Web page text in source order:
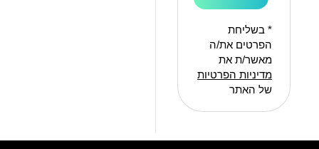
* בשליחת
הפרטים את/ה
מאשר/ת את
מדיניות הפרטיות
של האתר